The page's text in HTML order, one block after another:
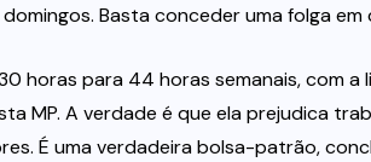
Basta conceder uma folga
horas para 44 horas semanais, com
MP. A verdade é que ela prejudica
É uma verdadeira bolsa-patrão,